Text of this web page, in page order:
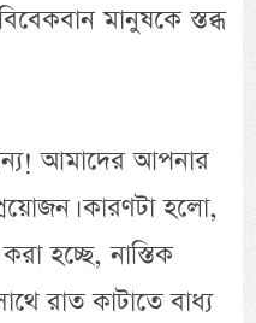
মানুষকে স্তব্ধ
আমাদের আপনার
কারণটা হলো,
হচ্ছে, নাস্তিক
রাত কাটাতে বাধ্য